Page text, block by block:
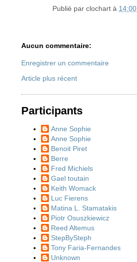
Publié parclochart à 14:00
Aucun commentaire:
Enregistrer un commentaire
Article plus récent
Participants
Anne Sophie
Anne Sophie
Benoit Piret
Berre
Fred Michiels
Gael toutain
Keith Womack
Luc Fierens
Matina L. Stamatakis
Piotr Osuszkiewicz
Reed Altemus
StepBySteph
Tony Faria-Fernandes
Unknown